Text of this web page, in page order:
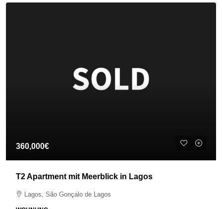
360,000€
T2 Apartment mit Meerblick in Lagos
Lagos, São Gonçalo de Lagos